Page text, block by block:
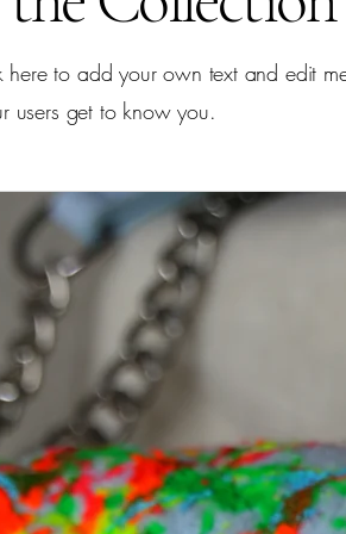
to add your own text and edit
users get to know you.